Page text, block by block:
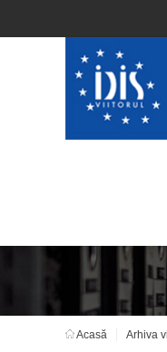
Acasă Arhiva